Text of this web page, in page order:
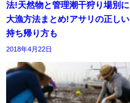
法!天然物と管理潮干狩り場別に
大漁方法まとめ!アサリの正しい
持ち帰り方も
2018年4月22日